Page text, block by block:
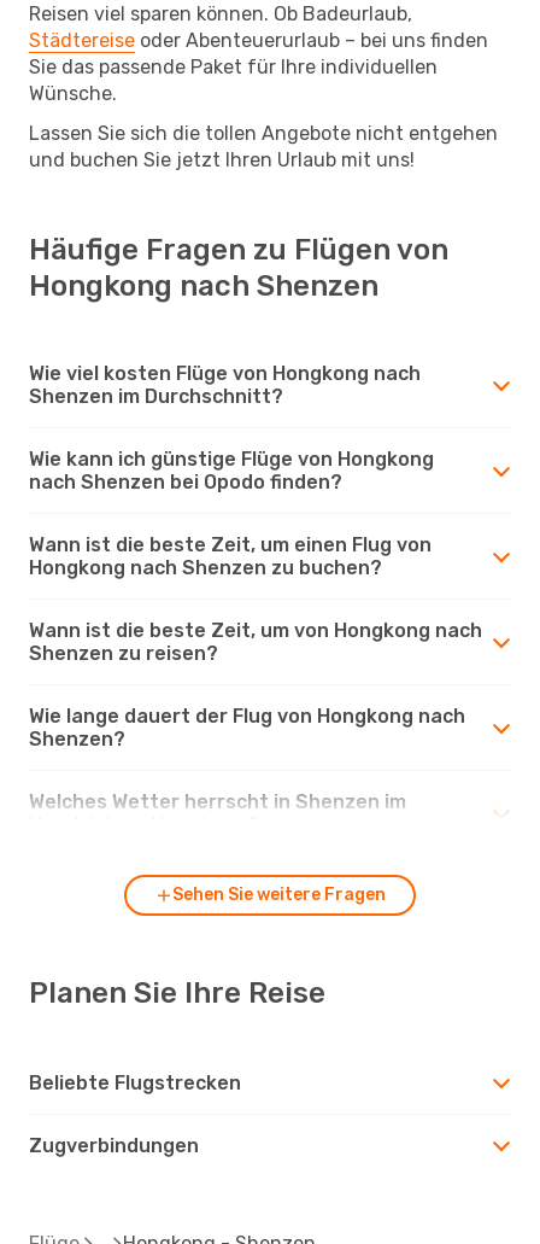
Reisen viel sparen können. Ob Badeurlaub,
Städtereise oder Abenteuerurlaub – bei uns finden
Sie das passende Paket für Ihre individuellen
Wünsche.
Lassen Sie sich die tollen Angebote nicht entgehen
und buchen Sie jetzt Ihren Urlaub mit uns!
Häufige Fragen zu Flügen von
Hongkong nach Shenzen
Wie viel kosten Flüge von Hongkong nach
Shenzen im Durchschnitt?
Wie kann ich günstige Flüge von Hongkong
nach Shenzen bei Opodo finden?
Wann ist die beste Zeit, um einen Flug von
Hongkong nach Shenzen zu buchen?
Wann ist die beste Zeit, um von Hongkong nach
Shenzen zu reisen?
Wie lange dauert der Flug von Hongkong nach
Shenzen?
Welches Wetter herrscht in Shenzen im
Sehen Sie weitere Fragen
Planen Sie Ihre Reise
Beliebte Flugstrecken
Zugverbindungen